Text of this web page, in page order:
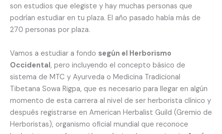
son estudios que elegiste y hay muchas personas que
podrían estudiar en tu plaza. El año pasado había más de
270 personas por plaza.
Vamos a estudiar a fondo según el Herborismo
Occidental, pero incluyendo el concepto básico de
sistema de MTC y Ayurveda o Medicina Tradicional
Tibetana Sowa Rigpa, que es necesario para llegar en algún
momento de esta carrera al nivel de ser herborista clínico y
después registrarse en American Herbalist Guild (Gremio de
Herboristas), organismo oficial mundial que reconoce